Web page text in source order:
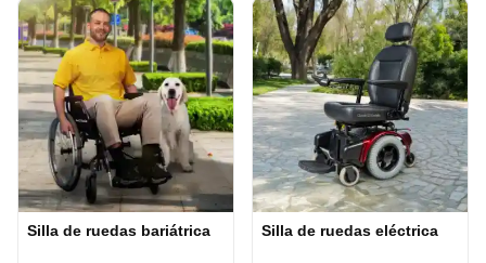
Silla de ruedas bariátrica Silla de ruedas eléctrica